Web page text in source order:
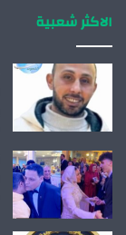
الاكثر شعبية